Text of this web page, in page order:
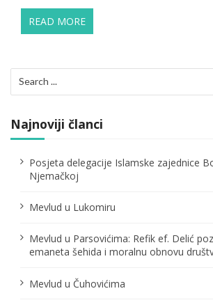
READ MORE
for:
Najnoviji članci
Posjeta delegacije Islamske zajednice
Njemačkoj
Mevlud u Lukomiru
Mevlud u Parsovićima: Refik ef. Delić
emaneta šehida i moralnu obnovu
Mevlud u Čuhovićima